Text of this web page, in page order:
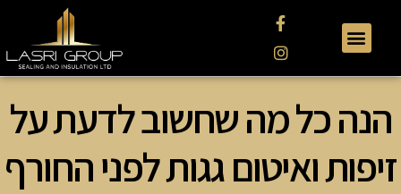
הנה כל מה שחשוב לדעת על
זיפות ואיטום גגות לפני החורף